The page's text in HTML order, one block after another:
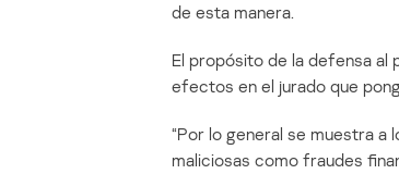
de esta manera.
El propósito de la defensa
efectos en el jurado que
“Por lo general se muestra a
maliciosas como fraudes